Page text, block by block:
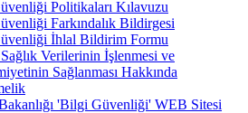
Politikaları Kılavuzu
Farkındalık Bildirgesi
İhlal Bildirim Formu
Verilerinin İşlenmesi ve
Sağlanması Hakkında
'Bilgi Güvenliği' WEB Sitesi